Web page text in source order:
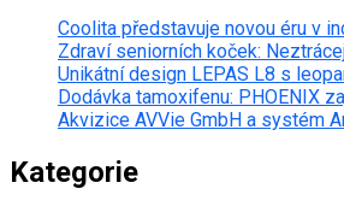
Coolita představuje novou éru v
Zdraví seniorních koček:
Unikátní design LEPAS L8 s
Dodávka tamoxifenu: PHOENIX
Akvizice AVVie GmbH a systém
Kategorie